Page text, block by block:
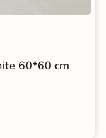
60*60 cm